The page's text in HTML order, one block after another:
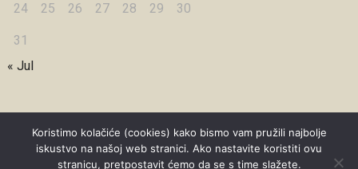
24 25 26 27 28 29 30
31
« Jul
Copyright © 2026 Under Dreamskies
Koristimo kolačiće (cookies) kako bismo vam pružili najbolje
iskustvo na našoj web stranici. Ako nastavite koristiti ovu
stranicu, pretpostavit ćemo da se s time slažete.